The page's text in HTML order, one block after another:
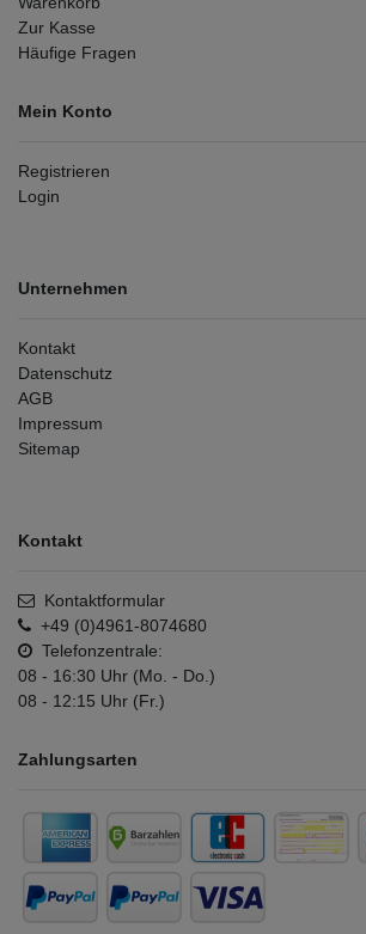
Zur Kasse
Häufige Fragen
Mein Konto
Registrieren
Login
Unternehmen
Kontakt
Datenschutz
AGB
Impressum
Sitemap
Kontakt
Kontaktformular
+49 (0)4961-8074680
Telefonzentrale:
08 - 16:30 Uhr (Mo. - Do.)
08 - 12:15 Uhr (Fr.)
Zahlungsarten